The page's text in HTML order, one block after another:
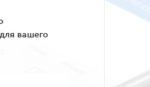
вашего